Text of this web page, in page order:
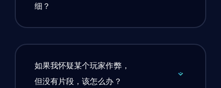
细？
如果我怀疑某个玩家作弊，
但没有片段，该怎么办？